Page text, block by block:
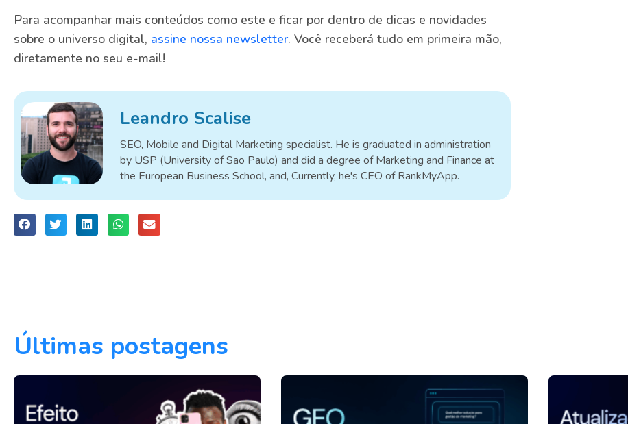
Para acompanhar mais conteúdos como este e ficar por dentro de dicas e novidades
sobre o universo digital, assine nossa newsletter. Você receberá tudo em primeira mão,
diretamente no seu e-mail!
Leandro Scalise
SEO, Mobile and Digital Marketing specialist. He is graduated in administration
by USP (University of Sao Paulo) and did a degree of Marketing and Finance at
the European Business School, and, Currently, he's CEO of RankMyApp.
Últimas postagens